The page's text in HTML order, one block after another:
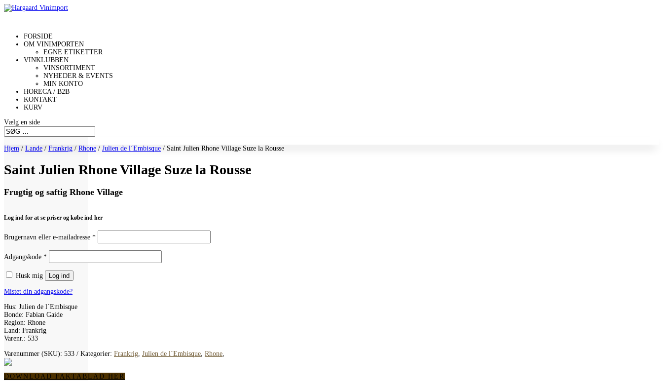
FORSIDE
OM VINIMPORTEN
EGNE ETIKETTER
VINKLUBBEN
VINSORTIMENT
NYHEDER & EVENTS
MIN KONTO
HORECA / B2B
KONTAKT
KURV
Vælg en side
Hjem / Lande / Frankrig / Rhone / Julien de l´Embisque / Saint Julien Rhone Village Suze la Rousse
Saint Julien Rhone Village Suze la Rousse
Frugtig og saftig Rhone Village
Log ind for at se priser og købe ind her
Brugernavn eller e-mailadresse *Påkrævet
Adgangskode *Påkrævet
Husk mig Log ind
Mistet din adgangskode?
Hus: Julien de l´Embisque
Bonde: Fabian Gaide
Region: Rhone
Land: Frankrig
Varenr.: 533
Varenummer (SKU): 533 Kategorier: Frankrig, Julien de l´Embisque, Rhone,
DOWNLOAD FAKTABLAD HER